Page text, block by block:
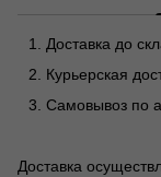
Доставка до
Курьерская
Самовывоз по
Доставка